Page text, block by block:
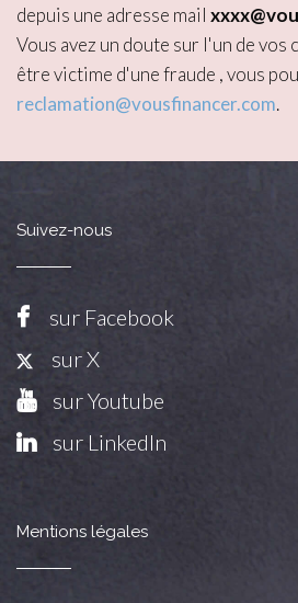
depuis une adresse mail
Vous avez un doute sur l'un de vos
être victime d'une fraude , vous
reclamation@vousfinancer.com.
Suivez-nous
sur Facebook
sur X
sur Youtube
sur LinkedIn
Mentions légales